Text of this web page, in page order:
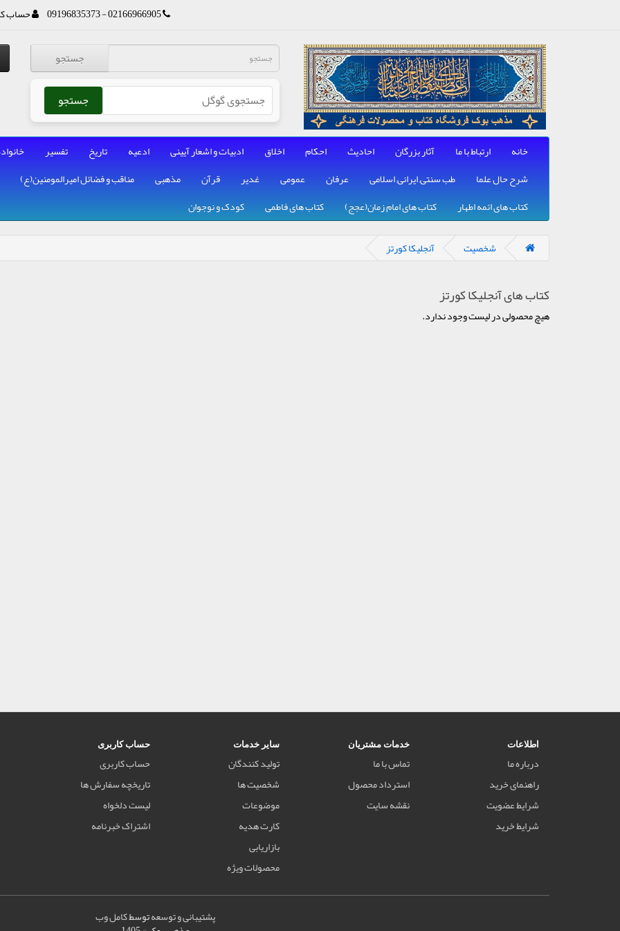
02166966905 - 09196835373 حساب
جستجو
جستجو
خانه ارتباط با ما آثار بزرگان احادیث احکام اخلاق ادبیات و اشعار آیینی ادعیه تاریخ تفسیر
شرح حال علما
طب سنتی, ایرانی, اسلامی عرفان عمومی غدیر قرآن مذهبی مناقب و فضائل امیرالمومنین(ع)
کتاب های ائمه اطهار
کتاب های امام زمان(عجج) کتاب های فاطمی کودک و نوجوان
شخصیت آنجلیکا کورتز
کتاب های آنجلیکا کورتز
هیچ محصولی در لیست وجود ندارد.
اطلاعات
درباره ما
راهنمای خرید
شرایط عضویت
شرایط خرید
خدمات مشتریان
تماس با ما
استرداد محصول
نقشه سایت
سایر خدمات
تولید کنندگان
شخصیت ها
موضوعات
کارت هدیه
بازاریابی
محصولات ویژه
حساب کاربری
حساب کاربری
تاریخچه سفارش ها
لیست دلخواه
اشتراک خبرنامه
پشتیبانی و توسعهتوسطکامل وب